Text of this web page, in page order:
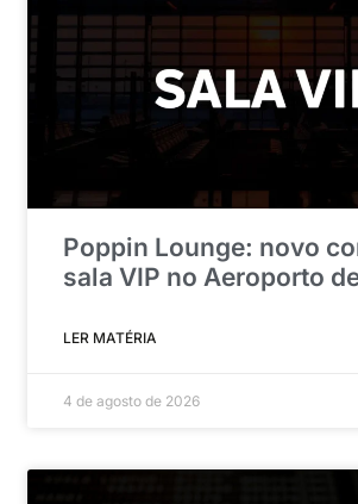
Poppin Lounge: novo
sala VIP no Aeroporto
LER MATÉRIA
4 de agosto de 2026